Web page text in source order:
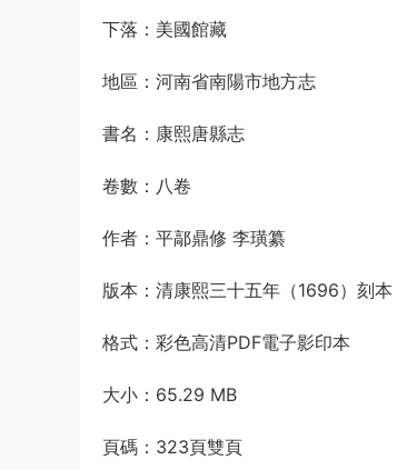
下落：美國館藏
地區：河南省南陽市地方志
書名：康熙唐縣志
卷數：八卷
作者：平鄗鼎修 李璜纂
版本：清康熙三十五年（1696）刻本
格式：彩色高清PDF電子影印本
大小：65.29 MB
頁碼：323頁雙頁